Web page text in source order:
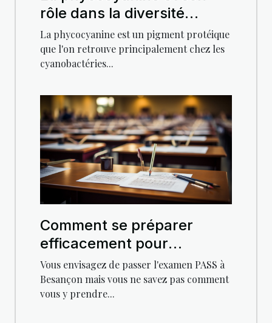
rôle dans la diversité
biologique
La phycocyanine est un pigment protéique
que l'on retrouve principalement chez les
cyanobactéries...
Comment se préparer
efficacement pour
l'examen PASS à Besançon
Vous envisagez de passer l'examen PASS à
Besançon mais vous ne savez pas comment
vous y prendre...